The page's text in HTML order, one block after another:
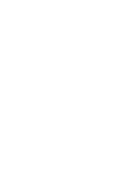
večeře formou